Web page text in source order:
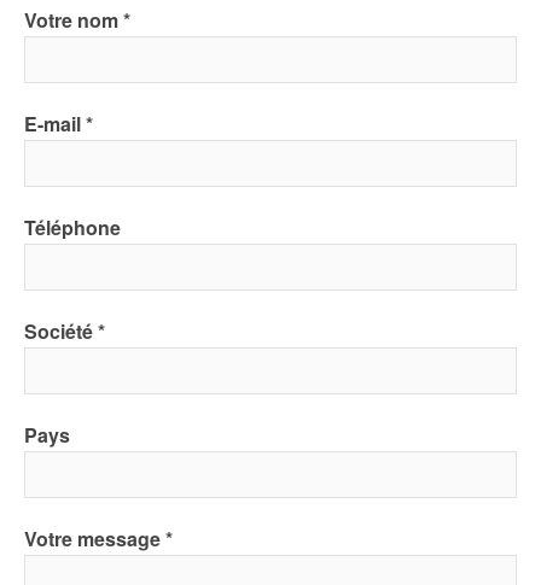
Votre nom
E-mail
Téléphone
Société
Pays
Votre message